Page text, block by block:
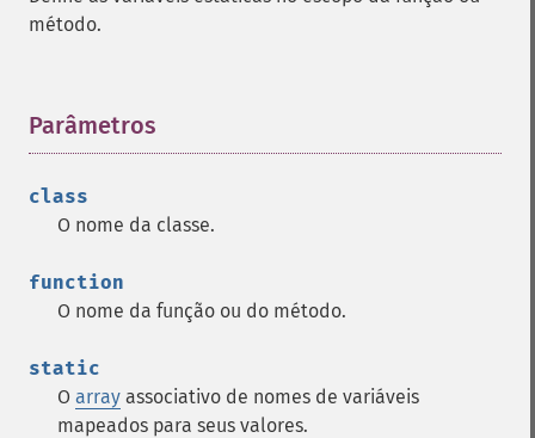
método.
Parâmetros
class
O nome da classe.
function
O nome da função ou do método.
static
O array associativo de nomes de variáveis ​​
mapeados para seus valores.